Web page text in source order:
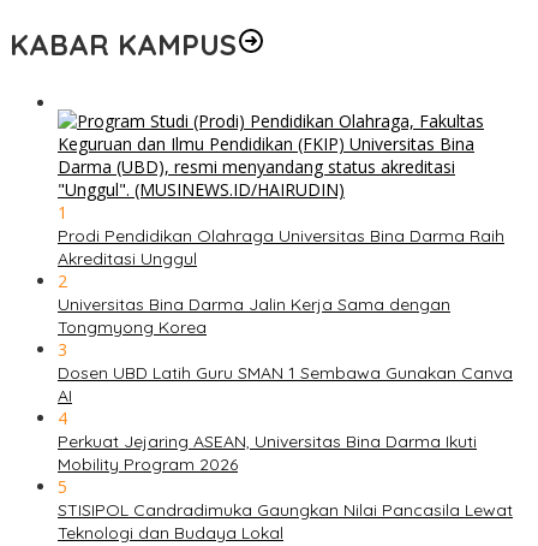
KABAR KAMPUS
1
Prodi Pendidikan Olahraga Universitas Bina Darma Raih
Akreditasi Unggul
2
Universitas Bina Darma Jalin Kerja Sama dengan
Tongmyong Korea
3
Dosen UBD Latih Guru SMAN 1 Sembawa Gunakan Canva
AI
4
Perkuat Jejaring ASEAN, Universitas Bina Darma Ikuti
Mobility Program 2026
5
STISIPOL Candradimuka Gaungkan Nilai Pancasila Lewat
Teknologi dan Budaya Lokal